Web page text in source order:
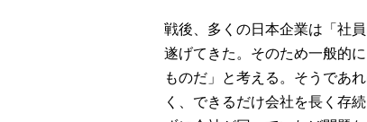
戦後、多くの日本企業は「社
遂げてきた。そのため一般的
ものだ」と考える。そうであ
く、できるだけ会社を長く存